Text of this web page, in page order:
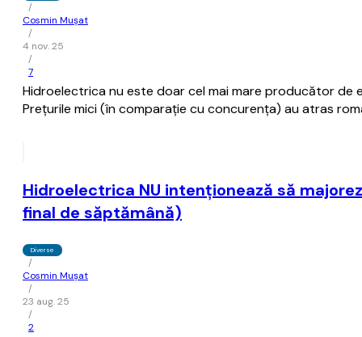
/
Cosmin Mușat
/
4 nov. 25
/
7
Hidroelectrica nu este doar cel mai mare producător de
Preţurile mici (în comparaţie cu concurenţa) au atras
Hidroelectrica NU intenţionează să
final de săptămână)
Diverse
/
Cosmin Mușat
/
23 aug. 25
/
2